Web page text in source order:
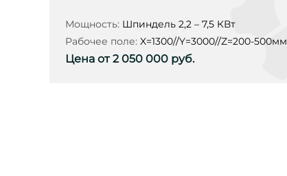
Мощность: Шпиндель 2,2 – 7,5 КВт
Рабочее поле: X=1300//Y=3000//Z=200-500мм
Цена от 2 050 000 руб.